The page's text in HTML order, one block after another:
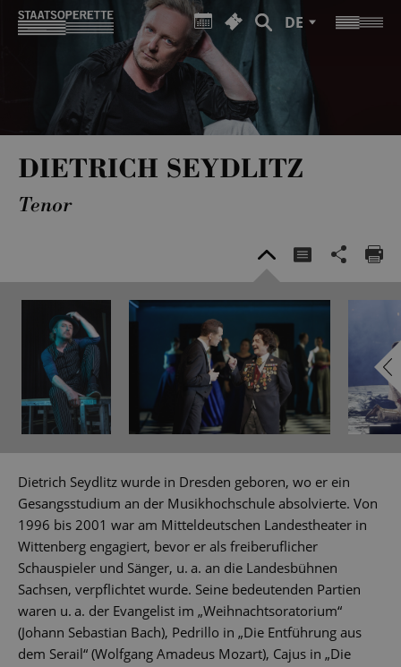
DE
DIETRICH SEYDLITZ
Tenor
Dietrich Seydlitz wurde in Dresden geboren, wo er ein
Gesangsstudium an der Musikhochschule absolvierte. Von
1996 bis 2001 war am Mitteldeutschen Landestheater in
Wittenberg engagiert, bevor er als freiberuflicher
Schauspieler und Sänger, u. a. an die Landesbühnen
Sachsen, verpflichtet wurde. Seine bedeutenden Partien
waren u. a. der Evangelist im „Weihnachtsoratorium“
(Johann Sebastian Bach), Pedrillo in „Die Entführung aus
dem Serail“ (Wolfgang Amadeus Mozart), Cajus in „Die